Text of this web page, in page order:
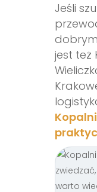
Jeśli
jest też